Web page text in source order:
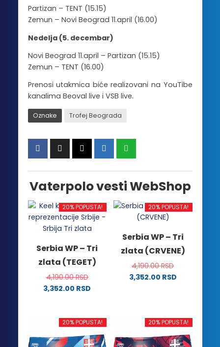
Partizan – TENT (15.15)
Zemun – Novi Beograd 11.april (16.00)
Nedelja (5. decembar)
Novi Beograd 11.april – Partizan (15.15)
Zemun – TENT (16.00)
Prenosi utakmica biće realizovani na YouTibe
kanalima Beoval live i VSB live.
Oznake Trofej Beograda
Vaterpolo vesti WebShop
20% POPUSTA!
Serbia WP – Tri
zlata (TEGET)
4,190.00RSD
3,352.00 RSD
ima
varijanti.
20% POPUSTA!
Serbia WP – Tri
zlata (CRVENE)
4,190.00RSD
3,352.00 RSD
više
varijanti.
Opcije
20% POPUSTA! 20% POPUSTA!